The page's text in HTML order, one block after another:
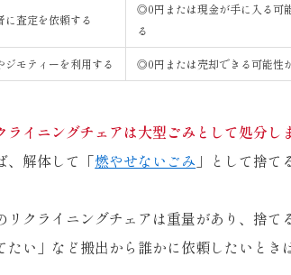
査定を依頼する
◎0円または現金が手に入る可
る
モティーを利用する ◎0円または売却できる可能性
ライニングチェアは大型ごみとして処分し
、解体して「燃やせないごみ 」として捨て
リクライニングチェアは重量があり、捨
たい」など搬出から誰かに依頼したいとき